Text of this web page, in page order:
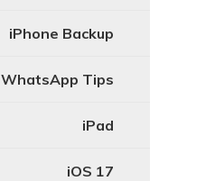
iPhone Backup
WhatsApp Tips
iPad
iOS 17